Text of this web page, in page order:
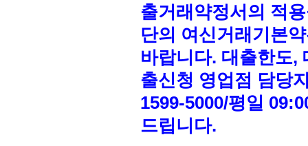
출거래약정서의 적
단의 여신거래기본
바랍니다. 대출한도,
출신청 영업점 담당
1599-5000/평일
드립니다.